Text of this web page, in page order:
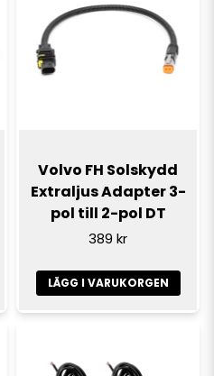
Volvo FH Solskydd
Extraljus Adapter 3-
pol till 2-pol DT
389 kr
LÄGG I VARUKORGEN